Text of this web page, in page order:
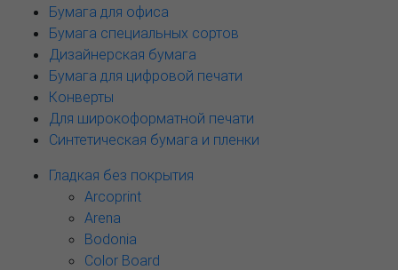
Бумага для офиса
Бумага специальных сортов
Дизайнерская бумага
Бумага для цифровой печати
Конверты
Для широкоформатной печати
Синтетическая бумага и пленки
Гладкая без покрытия
Arcoprint
Arena
Bodonia
Color Board